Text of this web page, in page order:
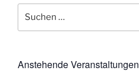
nach:
Anstehende Veranstaltungen